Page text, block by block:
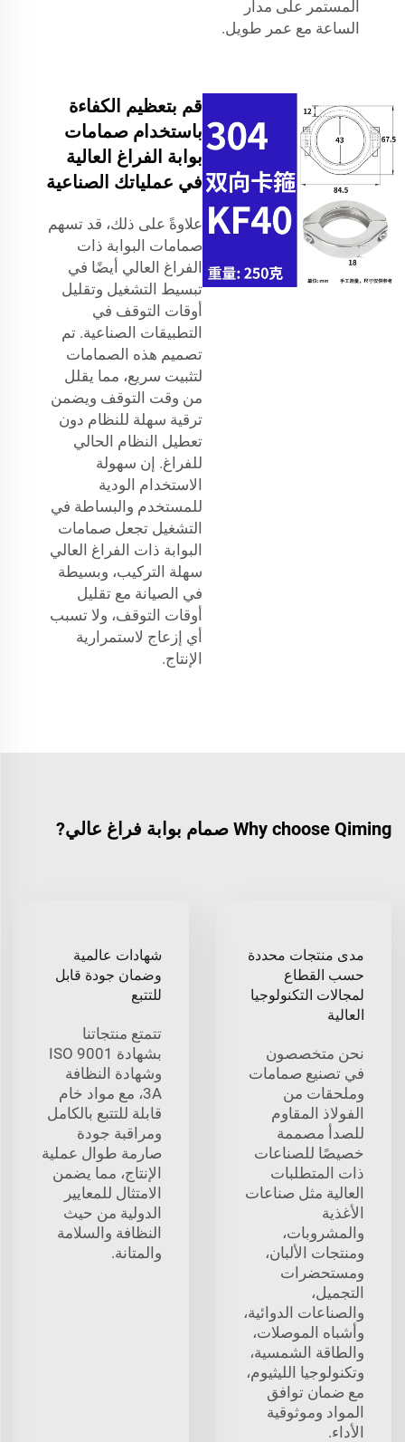
المستمر على مدار
الساعة مع عمر طويل.
قم بتعظيم الكفاءة
باستخدام صمامات
بوابة الفراغ العالية
في عملياتك الصناعية
علاوةً على ذلك، قد تسهم
صمامات البوابة ذات
الفراغ العالي أيضًا في
تبسيط التشغيل وتقليل
أوقات التوقف في
التطبيقات الصناعية. تم
تصميم هذه الصمامات
لتثبيت سريع، مما يقلل
من وقت التوقف ويضمن
ترقية سهلة للنظام دون
تعطيل النظام الحالي
للفراغ. إن سهولة
الاستخدام الودية
للمستخدم والبساطة في
التشغيل تجعل صمامات
البوابة ذات الفراغ العالي
سهلة التركيب، وبسيطة
في الصيانة مع تقليل
أوقات التوقف، ولا تسبب
أي إزعاج لاستمرارية
الإنتاج.
Why choose Qiming صمام بوابة فراغ عالي?
مدى منتجات محددة
حسب القطاع
لمجالات التكنولوجيا
العالية
نحن متخصصون
في تصنيع صمامات
وملحقات من
الفولاذ المقاوم
للصدأ مصممة
خصيصًا للصناعات
ذات المتطلبات
العالية مثل صناعات
الأغذية
والمشروبات،
ومنتجات الألبان،
ومستحضرات
التجميل،
والصناعات الدوائية،
وأشباه الموصلات،
والطاقة الشمسية،
وتكنولوجيا الليثيوم،
مع ضمان توافق
المواد وموثوقية
الأداء.
شهادات عالمية
وضمان جودة قابل
للتتبع
تتمتع منتجاتنا
بشهادة ISO 9001
وشهادة النظافة
3A، مع مواد خام
قابلة للتتبع بالكامل
ومراقبة جودة
صارمة طوال عملية
الإنتاج، مما يضمن
الامتثال للمعايير
الدولية من حيث
النظافة والسلامة
والمتانة.